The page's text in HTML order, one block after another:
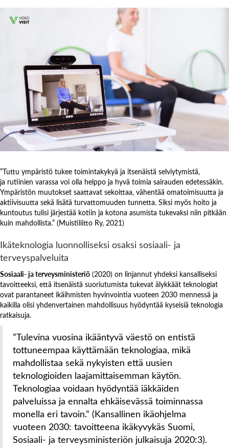
”Tuttu ympäristö tukee toimintakykyä ja itsenäistä selviytymistä,
ja rutiinien varassa voi olla helppo ja hyvä toimia sairauden edetessäkin.
Ympäristön muutokset saattavat sekoittaa, vähentää omatoimisuutta ja
aktiivisuutta sekä lisätä turvattomuuden tunnetta. Siksi myös hoito ja
kuntoutus tulisi järjestää kotiin ja kotona asumista tukevaksi niin pitkään
kuin mahdollista.” (Muistiliitto Ry, 2021)
Ikäteknologia luonnolliseksi osaksi sosiaali- ja
terveyspalveluita
Sosiaali- ja terveysministeriö (2020) on linjannut yhdeksi kansalliseksi
tavoitteeksi, että itsenäistä suoriutumista tukevat älykkäät teknologiat
ovat parantaneet ikäihmisten hyvinvointia vuoteen 2030 mennessä ja
kaikilla olisi yhdenvertainen mahdollisuus hyödyntää kyseisiä teknologia
ratkaisuja.
”Tulevina vuosina ikääntyvä väestö on entistä
tottuneempaa käyttämään teknologiaa, mikä
mahdollistaa sekä nykyisten että uusien
teknologioiden laajamittaisemman käytön.
Teknologiaa voidaan hyödyntää iäkkäiden
palveluissa ja ennalta ehkäisevässä toiminnassa
monella eri tavoin.” (Kansallinen ikäohjelma
vuoteen 2030: tavoitteena ikäkyvykäs Suomi,
Sosiaali- ja terveysministeriön julkaisuja 2020:3).